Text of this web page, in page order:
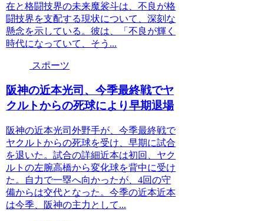
在と格闘技界の未来魔裟斗は、不良が格
闘技界を支配する現状について、深刻な
懸念を示している。彼は、「不良が輝く
時代になっていて、そう...
スポーツ
阪神の近本光司、今季最終戦でヤ
クルトからの死球により早期退場
阪神の近本光司外野手が、今季最終戦で
ヤクルトからの死球を受け、早期に試合
を退いた。試合の詳細近本は初回、ヤク
ルトの左腕高橋から変化球を背中に受け
た。自力で一塁へ向かったが、4回の守
備からは交代となった。今季の近本近本
は今季、阪神の主力として...